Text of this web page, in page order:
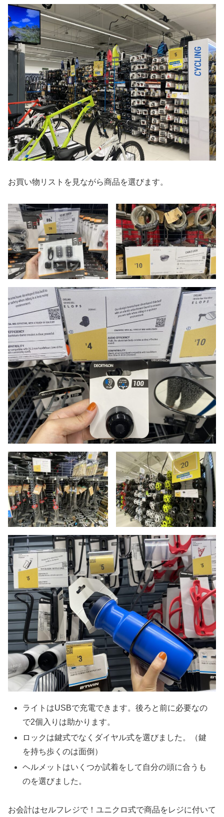
お買い物リストを見ながら商品を選びます。
ライトはUSBで充電できます。後ろと前に必要なの
で2個入りは助かります。
ロックは鍵式でなくダイヤル式を選びました。（鍵
を持ち歩くのは面倒）
ヘルメットはいくつか試着をして自分の頭に合うも
のを選びました。
お会計はセルフレジで！ユニクロ式で商品をレジに付いて